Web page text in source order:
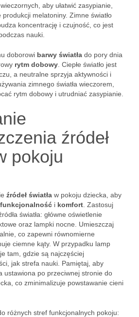
aby ułatwić zasypianie,
melatoniny. Zimne światło
koncentrację i czujność, co jest
nauki.
doborowi barwy światła do pory dnia
rytm dobowy . Ciepłe światło jest
a neutralne sprzyja aktywności i
zimnego światła wieczorem,
rytm dobowy i utrudniać zasypianie.
źródeł
pokoju
źródeł światła w pokoju dziecka, aby
funkcjonalność i komfort . Zastosuj
światła: główne oświetlenie
oraz lampki nocne. Umieszczaj
co zapewni równomierne
ciemne kąty. W przypadku lamp
tam, gdzie są najczęściej
jak strefa nauki. Pamiętaj, aby
ustawiona po przeciwnej stronie do
co zminimalizuje powstawanie cieni
różnych stref funkcjonalnych pokoju: